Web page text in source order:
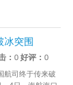
冰突围
：0好评：0
航司终于传来破